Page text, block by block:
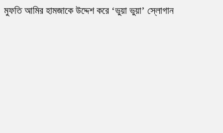
মুফতি আমির হামজাকে উদ্দেশ করে ‘ভুয়া ভুয়া’ স্লোগান